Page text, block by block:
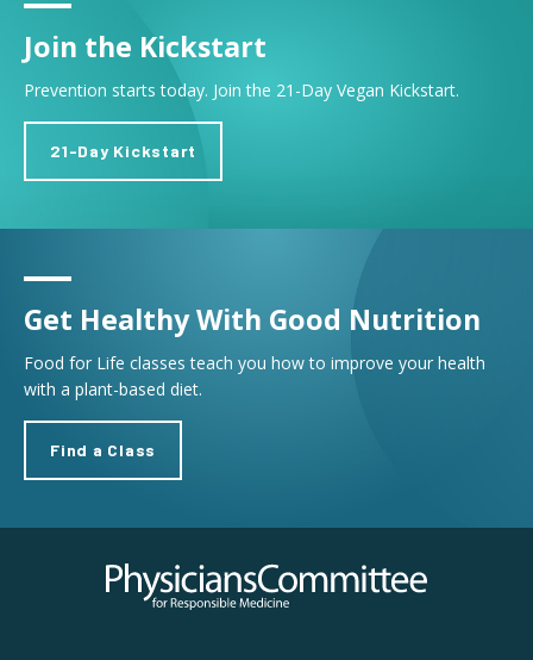
Join the Kickstart
Prevention starts today. Join the 21-Day Vegan Kickstart.
21-Day Kickstart
Get Healthy With Good Nutrition
Food for Life classes teach you how to improve your health
with a plant-based diet.
Find a Class
Physicians Committee for Responsible Medicine